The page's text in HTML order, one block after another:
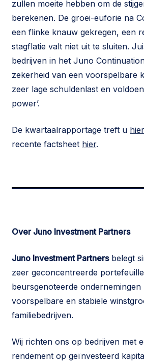
zullen moeite hebben om de
berekenen. De groei-euforie na
een flinke knauw gekregen, een
stagflatie valt niet uit te sluiten.
bedrijven in het Juno
zekerheid van een voorspelbare
zeer lage schuldenlast en
power’.
De kwartaalrapportage treft u hier
recente factsheet hier.
Over Juno Investment Partners
Juno Investment Partnersbelegt
zeer geconcentreerde
beursgenoteerde ondernemingen
voorspelbare en stabiele
familiebedrijven.
Wij richten ons op bedrijven met
rendement op geïnvesteerd